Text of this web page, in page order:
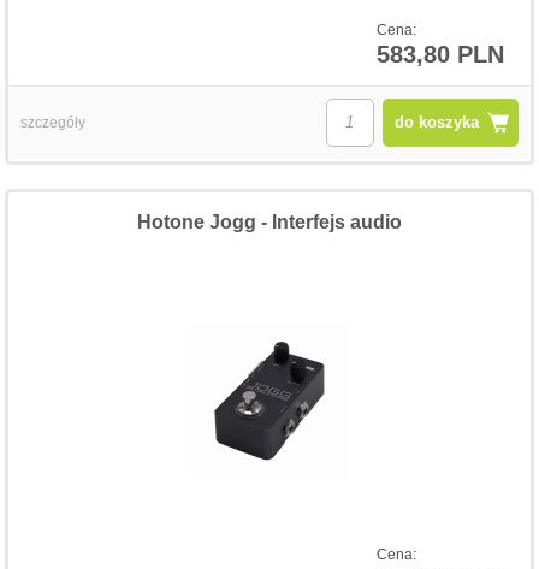
Cena:
583,80 PLN
do koszyka
szczegóły
Cena:
Hotone Jogg - Interfejs audio